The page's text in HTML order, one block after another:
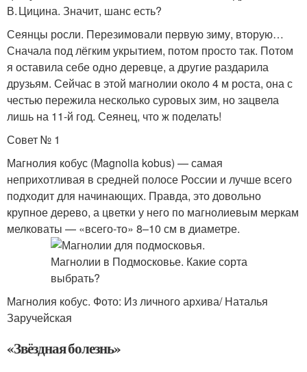
В. Цицина. Значит, шанс есть?
Сеянцы росли. Перезимовали первую зиму, вторую…
Сначала под лёгким укрытием, потом просто так. Потом
я оставила себе одно деревце, а другие раздарила
друзьям. Сейчас в этой магнолии около 4 м роста, она с
честью пережила несколько суровых зим, но зацвела
лишь на 11-й год. Сеянец, что ж поделать!
Совет № 1
Магнолия кобус (Magnolia kobus) — самая
неприхотливая в средней полосе России и лучше всего
подходит для начинающих. Правда, это довольно
крупное дерево, а цветки у него по магнолиевым меркам
мелковаты — «всего-то» 8–10 см в диаметре.
Магнолия кобус. Фото: Из личного архива/ Наталья
Заручейская
«Звёздная болезнь»